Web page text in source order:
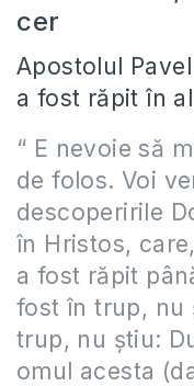
cer
Apostolul
a fost răpit în
“ E nevoie să
de folos. Voi
descoperirile
în Hristos,
a fost răpit
fost în trup, nu
trup, nu ştiu:
omul acesta